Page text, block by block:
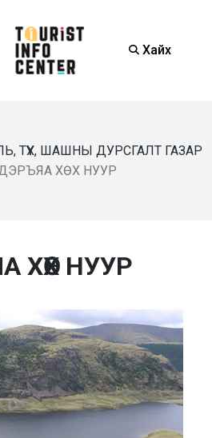
Хайх
ТҮҮХ, ШАШНЫ ДУРСГАЛТ ГАЗАР
ХӨХ НУУР
ХӨХ НУУР